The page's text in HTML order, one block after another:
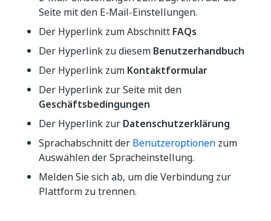
Seite mit den E-Mail-Einstellungen.
Der Hyperlink zum Abschnitt FAQs
Der Hyperlink zu diesem Benutzerhandbuch
Der Hyperlink zum Kontaktformular
Der Hyperlink zur Seite mit den
Geschäftsbedingungen
Der Hyperlink zur Datenschutzerklärung
Sprachabschnitt der Benutzeroptionen zum
Auswählen der Spracheinstellung.
Melden Sie sich ab, um die Verbindung zur
Plattform zu trennen.